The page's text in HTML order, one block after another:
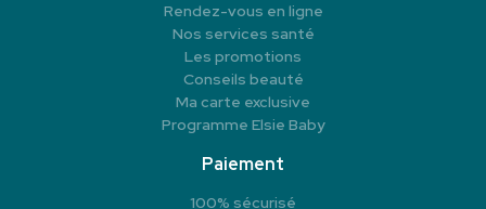
Rendez-vous en ligne
Nos services santé
Les promotions
Conseils beauté
Ma carte exclusive
Programme Elsie Baby
Paiement
100% sécurisé